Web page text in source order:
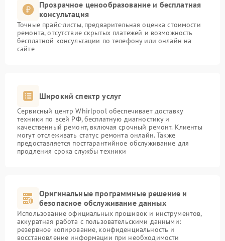
Прозрачное ценообразование и бесплатная
консультация
Точные прайс-листы, предварительная оценка стоимости
ремонта, отсутствие скрытых платежей и возможность
бесплатной консультации по телефону или онлайн на
сайте
Широкий спектр услуг
Сервисный центр Whirlpool обеспечивает доставку
техники по всей РФ, бесплатную диагностику и
качественный ремонт, включая срочный ремонт. Клиенты
могут отслеживать статус ремонта онлайн. Также
предоставляется постгарантийное обслуживание для
продления срока службы техники
Оригинальные программные решение и
безопасное обслуживание данных
Использование официальных прошивок и инструментов,
аккуратная работа с пользовательскими данными:
резервное копирование, конфиденциальность и
восстановление информации при необходимости